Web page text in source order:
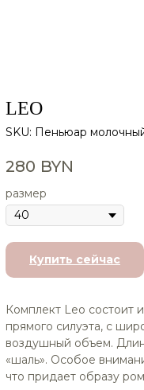
LEO
SKU: Пеньюар
280 BYN
размер
Купить сейчас
Комплект Leo cостоит
прямого силуэта, с
воздушный объем.
«шаль». Особое
что придает образу